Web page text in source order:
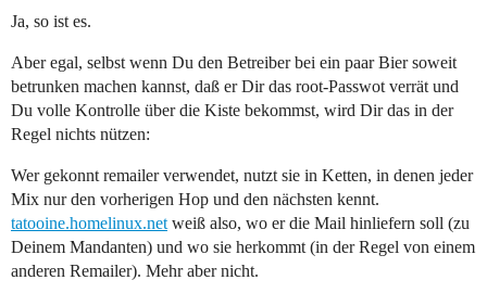
Ja, so ist es.
Aber egal, selbst wenn Du den Betreiber bei ein paar Bier soweit
betrunken machen kannst, daß er Dir das root-Passwot verrät und
Du volle Kontrolle über die Kiste bekommst, wird Dir das in der
Regel nichts nützen:
Wer gekonnt remailer verwendet, nutzt sie in Ketten, in denen jeder
Mix nur den vorherigen Hop und den nächsten kennt.
tatooine.homelinux.net weiß also, wo er die Mail hinliefern soll (zu
Deinem Mandanten) und wo sie herkommt (in der Regel von einem
anderen Remailer). Mehr aber nicht.